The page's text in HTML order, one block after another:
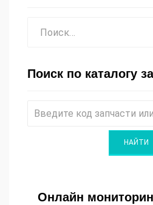
Поиск по каталогу
Онлайн